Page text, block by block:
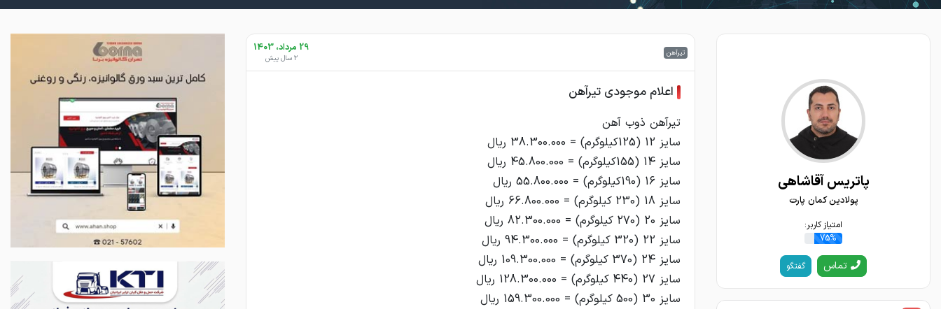
پاتریس آقاشاهی
پولادین کمان پارت
امتیاز کاربر:
75%
تماس گفتگو
تیرآهن 29 مرداد، 1403
2 سال پیش
اعلام موجودی تیرآهن